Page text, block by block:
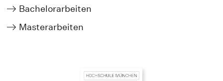
Bachelorarbeiten
Masterarbeiten